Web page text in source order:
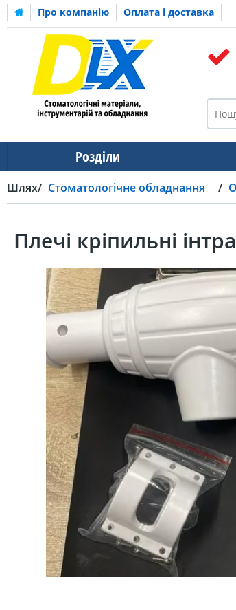
Про компанію Оплата і доставка
Розділи
Шлях Стоматологічне обладнання
Плечі кріпильні